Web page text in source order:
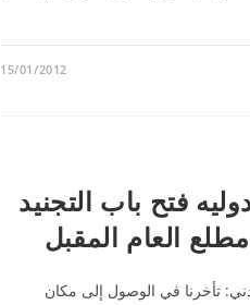
15/01/2012
فتح باب التجنيد
العام المقبل
تأخرنا في الوصول إلى مكان